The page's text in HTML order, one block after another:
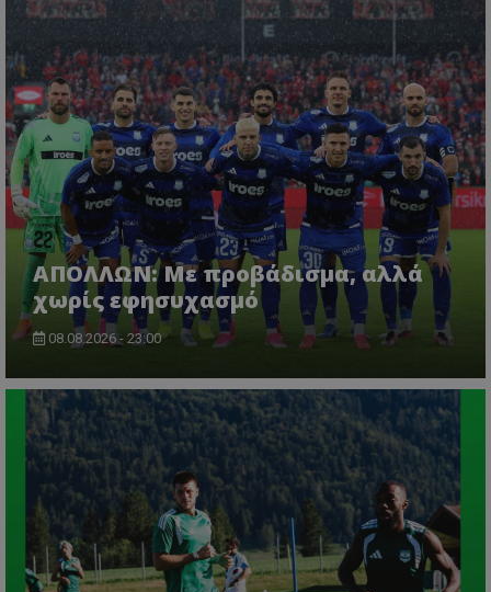
ΑΠΟΛΛΩΝ: Με προβάδισμα, αλλά
χωρίς εφησυχασμό
08.08.2026 - 23:00